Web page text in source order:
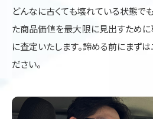
どんなに古くても壊れている状態で
た商品価値を最大限に見出すため
に査定いたします。諦める前にまず
ださい。